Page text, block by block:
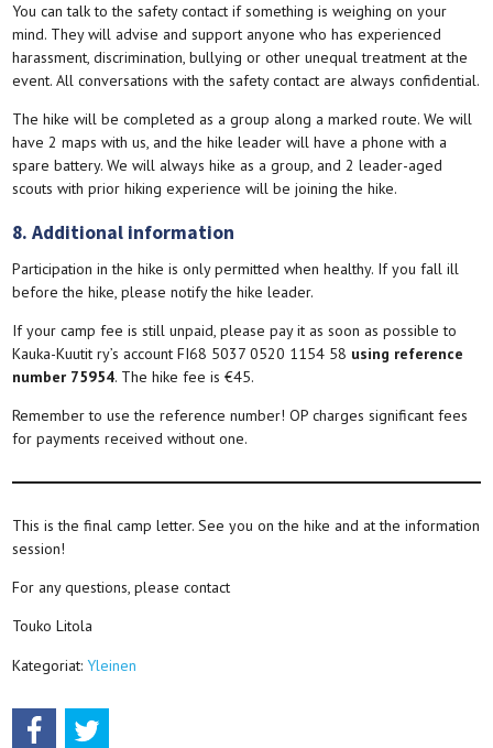
You can talk to the safety contact if something is weighing on your
mind. They will advise and support anyone who has experienced
harassment, discrimination, bullying or other unequal treatment at the
event. All conversations with the safety contact are always confidential.
The hike will be completed as a group along a marked route. We will
have 2 maps with us, and the hike leader will have a phone with a
spare battery. We will always hike as a group, and 2 leader-aged
scouts with prior hiking experience will be joining the hike.
8. Additional information
Participation in the hike is only permitted when healthy. If you fall ill
before the hike, please notify the hike leader.
If your camp fee is still unpaid, please pay it as soon as possible to
Kauka-Kuutit ry’s account FI68 5037 0520 1154 58 using reference
number 75954. The hike fee is €45.
Remember to use the reference number! OP charges significant fees
for payments received without one.
This is the final camp letter. See you on the hike and at the information
session!
For any questions, please contact
Touko Litola
Kategoriat:Yleinen